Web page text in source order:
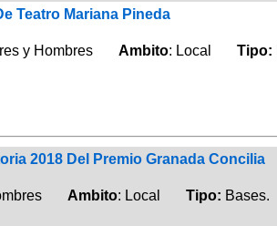
Teatro Mariana Pineda
y Hombres Ambito: Local Tipo:
2018 Del Premio Granada Concilia
Ambito: Local Tipo: Bases.